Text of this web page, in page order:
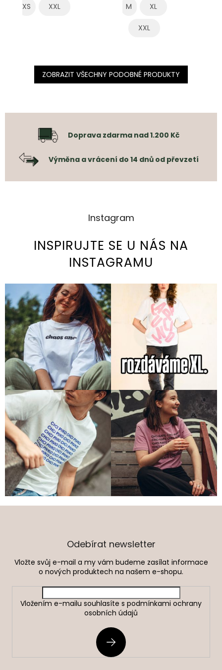
XS XXL M XL
XXL
ZOBRAZIT VŠECHNY PODOBNÉ PRODUKTY
Doprava zdarma nad 1.200 Kč
Výměna a vrácení do 14 dnů od převzetí
Instagram
INSPIRUJTE SE U NÁS NA
INSTAGRAMU
Z
Odebírat newsletter
Vložte svůj e-mail a my vám budeme zasílat informace
o nových produktech na našem e-shopu.
Vložením e-mailu souhlasíte s podmínkami ochrany
osobních údajů
PŘIHLÁSIT
SE